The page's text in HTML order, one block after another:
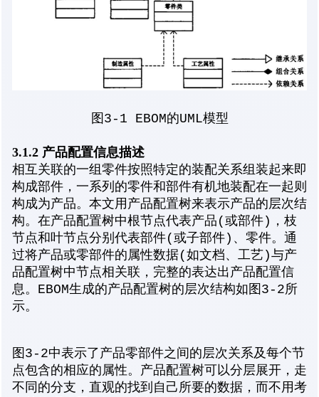
图3-1 EBOM的UML模型
3.1.2 产品配置信息描述
相互关联的一组零件按照特定的装配关系组装起来即
构成部件，一系列的零件和部件有机地装配在一起则
构成为产品。本文用产品配置树来表示产品的层次结
构。在产品配置树中根节点代表产品(或部件)，枝
节点和叶节点分别代表部件(或子部件)、零件。通
过将产品或零部件的属性数据(如文档、工艺)与产
品配置树中节点相关联，完整的表达出产品配置信
息。EBOM生成的产品配置树的层次结构如图3-2所
示。
图3-2中表示了产品零部件之间的层次关系及每个节
点包含的相应的属性。产品配置树可以分层展开，走
不同的分支，直观的找到自己所要的数据，而不用考